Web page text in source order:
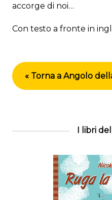
accorge di noi…
Con testo a fronte in
« Torna a Angolo
I libri